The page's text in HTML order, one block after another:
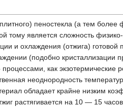
пеностекла (а тем
тому является сложность
и охлаждения (отжига)
(подобно
как экзотермические
неоднородность
обладает крайне низким
растягивается на 10 — 15